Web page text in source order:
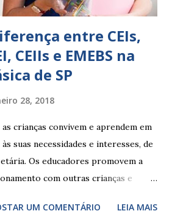
entre CEIs,
CEIIs e EMEBS na
de SP
28, 2018
crianças convivem e aprendem em
suas necessidades e interesses, de
Os educadores promovem a
com outras crianças e
UM COMENTÁRIO LEIA MAIS